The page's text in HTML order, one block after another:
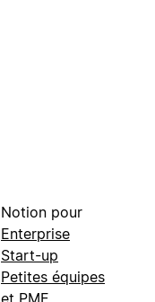
Notion pour
Enterprise
Start-up
Petites équipes
et PME